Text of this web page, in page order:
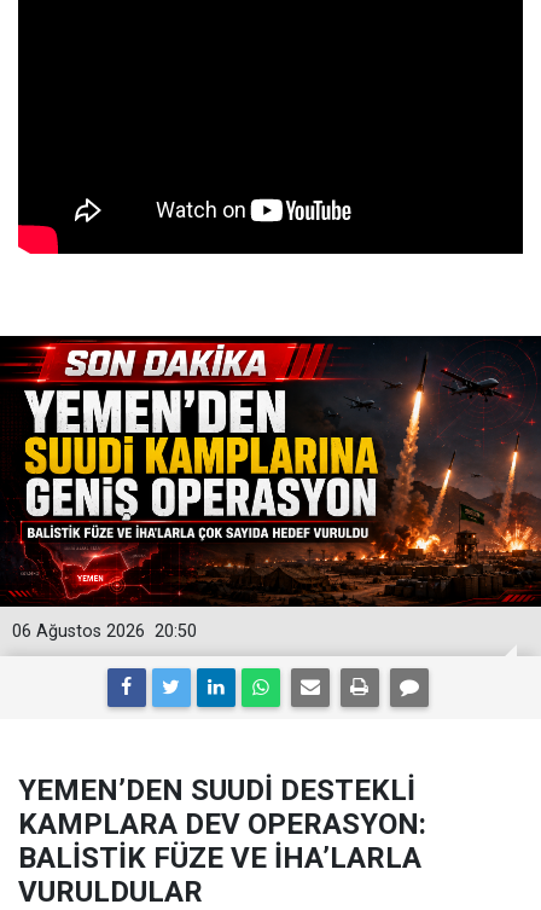
20:50
06 Ağustos 2026
YEMEN’DEN SUUDİ DESTEKLİ
KAMPLARA DEV OPERASYON:
BALİSTİK FÜZE VE İHA’LARLA
VURULDULAR